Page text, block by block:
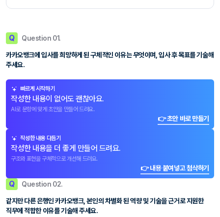
Q Question 01.
카카오뱅크에 입사를 희망하게 된 구체적인 이유는 무엇이며, 입사 후 목표를 기술해
주세요.
빠르게 시작하기
작성한 내용이 없어도 괜찮아요.
AI로 문항에 맞게 초안을 만들어 드려요.
👉 초안 바로 만들기
작성한 내용 다듬기
작성한 내용을 더 좋게 만들어 드려요.
구조와 표현을 구체적으로 개선해 드려요.
👉 내용 붙여넣고 첨삭하기
Q Question 02.
같지만 다른 은행인 카카오뱅크, 본인의 차별화 된 역량 및 기술을 근거로 지원한
직무에 적합한 이유를 기술해 주세요.